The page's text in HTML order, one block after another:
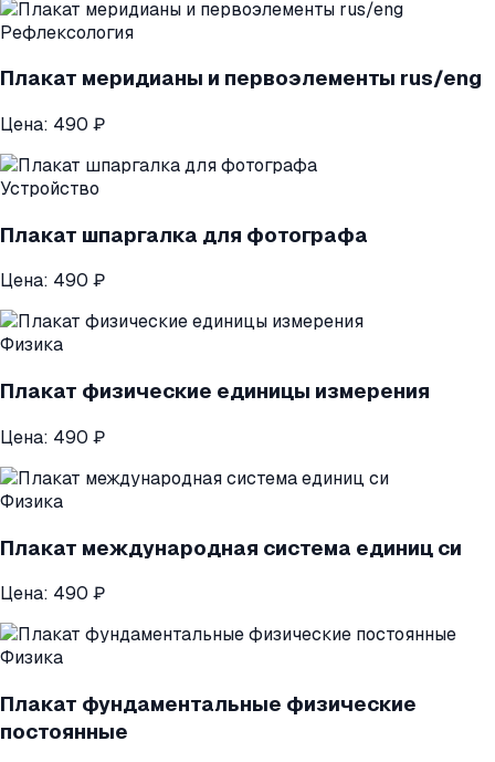
Рефлексология
Плакат меридианы и первоэлементы rus/eng
Цена: 490 ₽
Устройство
Плакат шпаргалка для фотографа
Цена: 490 ₽
Физика
Плакат физические единицы измерения
Цена: 490 ₽
Физика
Плакат международная система единиц си
Цена: 490 ₽
Физика
Плакат фундаментальные физические
постоянные